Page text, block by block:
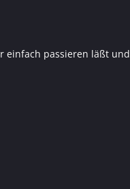
passieren läßt